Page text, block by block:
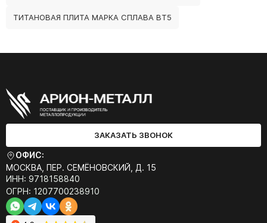
ТИТАНОВАЯ ПЛИТА МАРКА СПЛАВА ВТ5
ЗАКАЗАТЬ ЗВОНОК
ОФИС:
МОСКВА, ПЕР. СЕМЁНОВСКИЙ, Д. 15
ИНН: 9718158840
ОГРН: 1207700238910